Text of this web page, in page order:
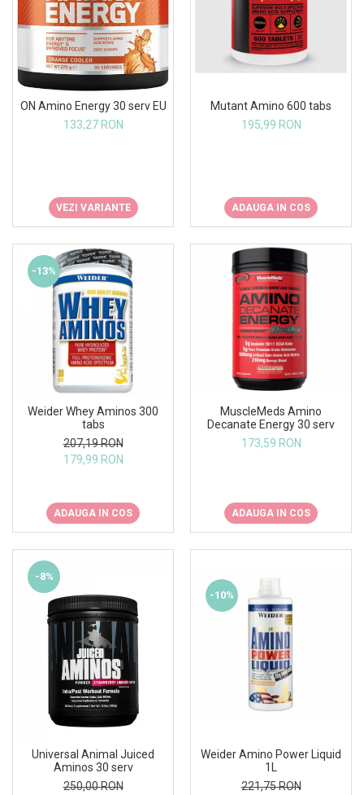
Scitec
Scivation
Skill Nutrition
Smart Shake
Swanson
Under Armour
Zenana
ON Amino Energy 30 serv EU
133,27 RON
VEZI VARIANTE
Mutant Amino 600 tabs
195,99 RON
ADAUGA IN COS
-13%
Weider Whey Aminos 300
tabs
207,19 RON
179,99 RON
ADAUGA IN COS
MuscleMeds Amino
Decanate Energy 30 serv
173,59 RON
ADAUGA IN COS
-8%
Universal Animal Juiced
Aminos 30 serv
250,00 RON
-10%
Weider Amino Power Liquid
1L
221,75 RON